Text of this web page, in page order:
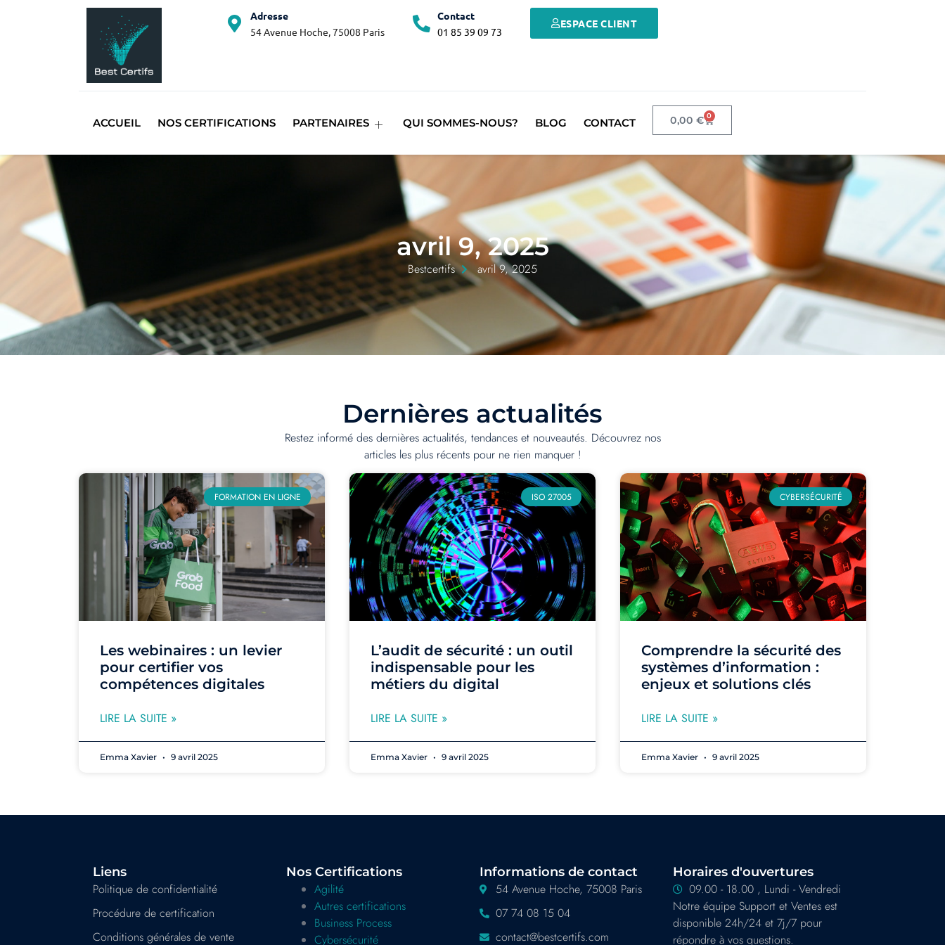
Adresse
54 Avenue Hoche, 75008 Paris
Contact
01 85 39 09 73
ESPACE CLIENT
ACCUEIL NOS CERTIFICATIONS PARTENAIRES QUI SOMMES-NOUS? BLOG CONTACT 0,00 € 0
avril 9, 2025
Bestcertifs avril 9, 2025
Dernières actualités
Restez informé des dernières actualités, tendances et nouveautés. Découvrez nos
articles les plus récents pour ne rien manquer !
FORMATION EN LIGNE
Les webinaires : un levier
pour certifier vos
compétences digitales
LIRE LA SUITE »
Emma Xavier 9 avril 2025
ISO 27005
L’audit de sécurité : un outil
indispensable pour les
métiers du digital
LIRE LA SUITE »
Emma Xavier 9 avril 2025
CYBERSÉCURITÉ
Comprendre la sécurité des
systèmes d’information :
enjeux et solutions clés
LIRE LA SUITE »
Emma Xavier 9 avril 2025
Liens
Politique de confidentialité
Procédure de certification
Conditions générales de vente
Nos Certifications
Agilité
Autres certifications
Business Process
Cybersécurité
Informations de contact
54 Avenue Hoche, 75008 Paris
07 74 08 15 04
contact@bestcertifs.com
Horaires d'ouvertures
09.00 - 18.00 , Lundi - Vendredi
Notre équipe Support et Ventes est
disponible 24h/24 et 7j/7 pour
répondre à vos questions.